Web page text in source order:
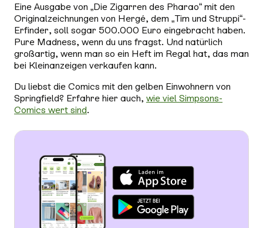
Eine Ausgabe von „Die Zigarren des Pharao“ mit den
Originalzeichnungen von Hergé, dem „Tim und Struppi“-
Erfinder, soll sogar 500.000 Euro eingebracht haben.
Pure Madness, wenn du uns fragst. Und natürlich
großartig, wenn man so ein Heft im Regal hat, das man
bei Kleinanzeigen verkaufen kann.
Du liebst die Comics mit den gelben Einwohnern von
Springfield? Erfahre hier auch, wie viel Simpsons-
Comics wert sind.